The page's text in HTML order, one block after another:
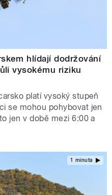
hlídají dodržování
vysokému riziku
platí vysoký stupeň
se mohou pohybovat jen
jen v době mezi 6:00 a
1 minuta